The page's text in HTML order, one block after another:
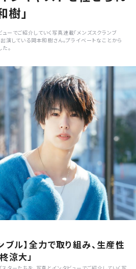
」
ーでご紹介していく写真連載「メンズスクランブ
演している岡本和樹さん。プライベートなことから
。
ブル】全力で取り組み、生産性
涼大」